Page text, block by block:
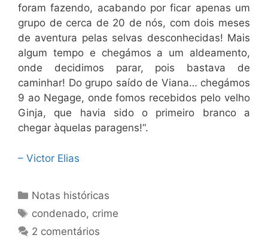
foram fazendo, acabando por ficar apenas um
grupo de cerca de 20 de nós, com dois meses
de aventura pelas selvas desconhecidas! Mais
algum tempo e chegámos a um aldeamento,
onde decidimos parar, pois bastava de
caminhar! Do grupo saído de Viana… chegámos
9 ao Negage, onde fomos recebidos pelo velho
Ginja, que havia sido o primeiro branco a
chegar àquelas paragens!“.
– Victor Elias
Categorias
Notas históricas
Etiquetas
condenado, crime
2 comentários